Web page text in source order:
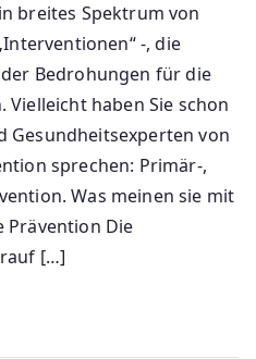
breites Spektrum von
-, die
Bedrohungen für die
haben Sie schon
Gesundheitsexperten von
sprechen: Primär-,
Was meinen sie mit
Prävention Die
[…]